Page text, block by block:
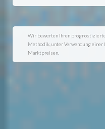
Anwendungen
Wir bewerten Ihren
Methodik, unter Verwendung
Marktpreisen.